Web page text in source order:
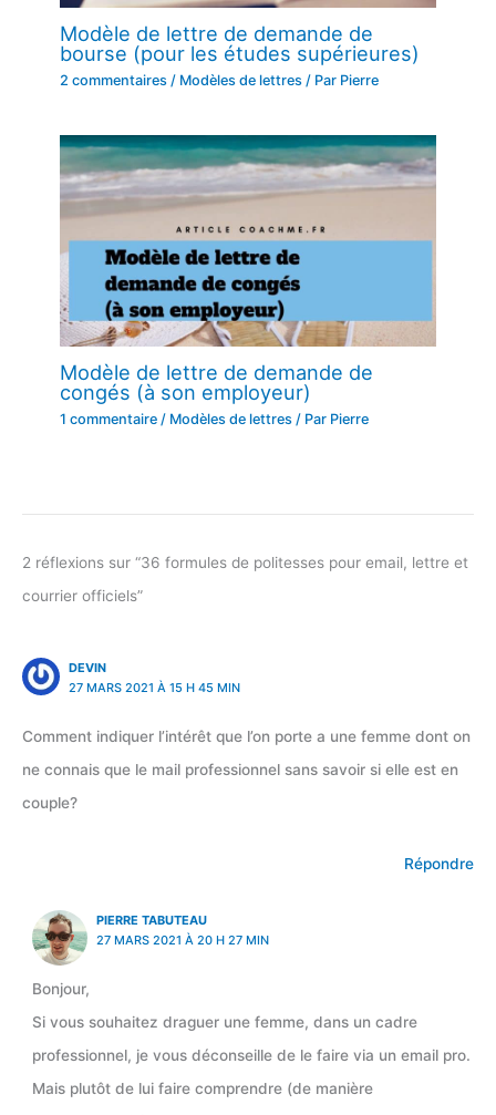
Modèle de lettre de demande de
bourse (pour les études supérieures)
2 commentaires / Modèles de lettres / Par Pierre
Modèle de lettre de demande de
congés (à son employeur)
1 commentaire / Modèles de lettres / Par Pierre
2 réflexions sur “36 formules de politesses pour email, lettre et
courrier officiels”
DEVIN
27 MARS 2021 À 15 H 45 MIN
Comment indiquer l’intérêt que l’on porte a une femme dont on
ne connais que le mail professionnel sans savoir si elle est en
couple?
Répondre
PIERRE TABUTEAU
27 MARS 2021 À 20 H 27 MIN
Bonjour,
Si vous souhaitez draguer une femme, dans un cadre
professionnel, je vous déconseille de le faire via un email pro.
Mais plutôt de lui faire comprendre (de manière